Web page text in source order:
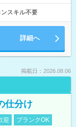
スキル不要
詳細へ
掲載日：2026.08.06
仕分け
迎
ブランクOK